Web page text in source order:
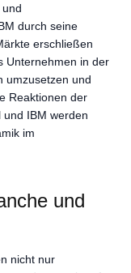
durch seine
erschließen
Unternehmen in der
umzusetzen und
Reaktionen der
IBM werden
im
und
nicht nur